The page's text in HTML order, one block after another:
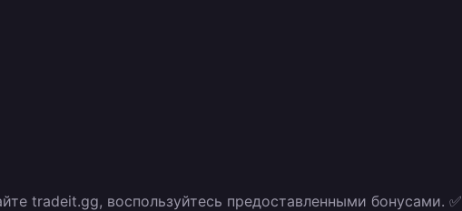
tradeit.gg, воспользуйтесь предоставленными бонусами. ✅